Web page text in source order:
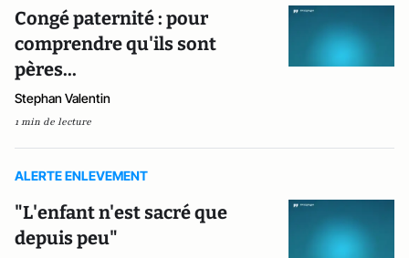
Congé paternité : pour
comprendre qu'ils sont
pères...
Stephan Valentin
1 min de lecture
ALERTE ENLEVEMENT
"L'enfant n'est sacré que
depuis peu"